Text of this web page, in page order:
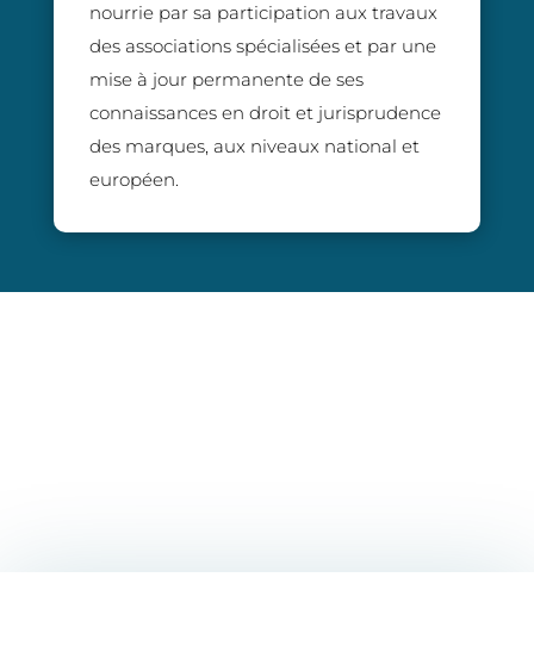
nourrie par sa participation aux travaux
des associations spécialisées et par une
mise à jour permanente de ses
connaissances en droit et jurisprudence
des marques, aux niveaux national et
européen.